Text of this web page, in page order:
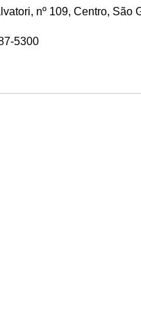
nº 109, Centro, São
5300